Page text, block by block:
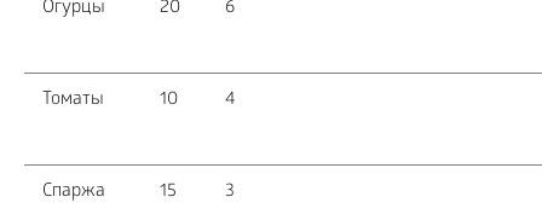
Огурцы 20 6
Томаты 10 4
Спаржа 15 3